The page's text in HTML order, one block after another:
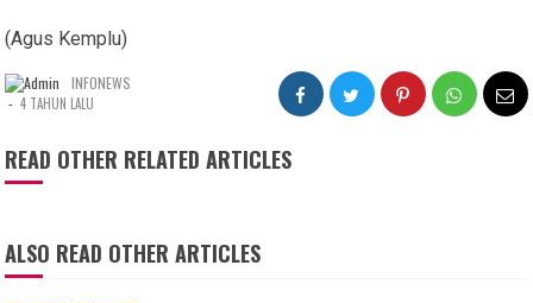
(Agus Kemplu)
INFONEWS
- 4 TAHUN LALU
READ OTHER RELATED ARTICLES
ALSO READ OTHER ARTICLES